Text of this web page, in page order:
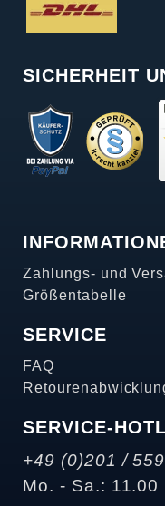
SICHERHEIT
Zahlungs- und
Größentabelle
SERVICE
FAQ
SERVICE-
+49 (0)201 /
Mo. - Sa.: